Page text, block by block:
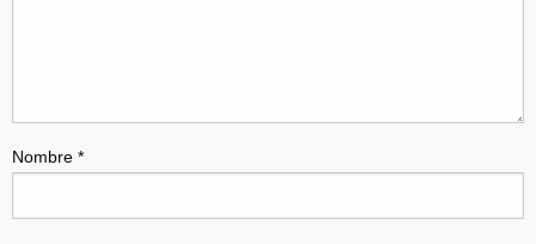
Nombre *